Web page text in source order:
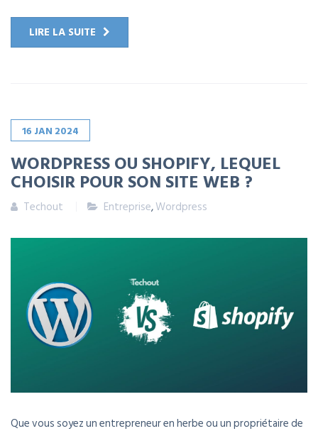
LIRE LA SUITE
16 JAN 2024
WORDPRESS OU SHOPIFY, LEQUEL
CHOISIR POUR SON SITE WEB ?
Techout Entreprise,Wordpress
Que vous soyez un entrepreneur en herbe ou un propriétaire de